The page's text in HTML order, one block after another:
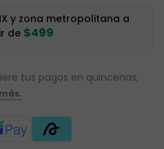
y zona metropolitana a
de $499